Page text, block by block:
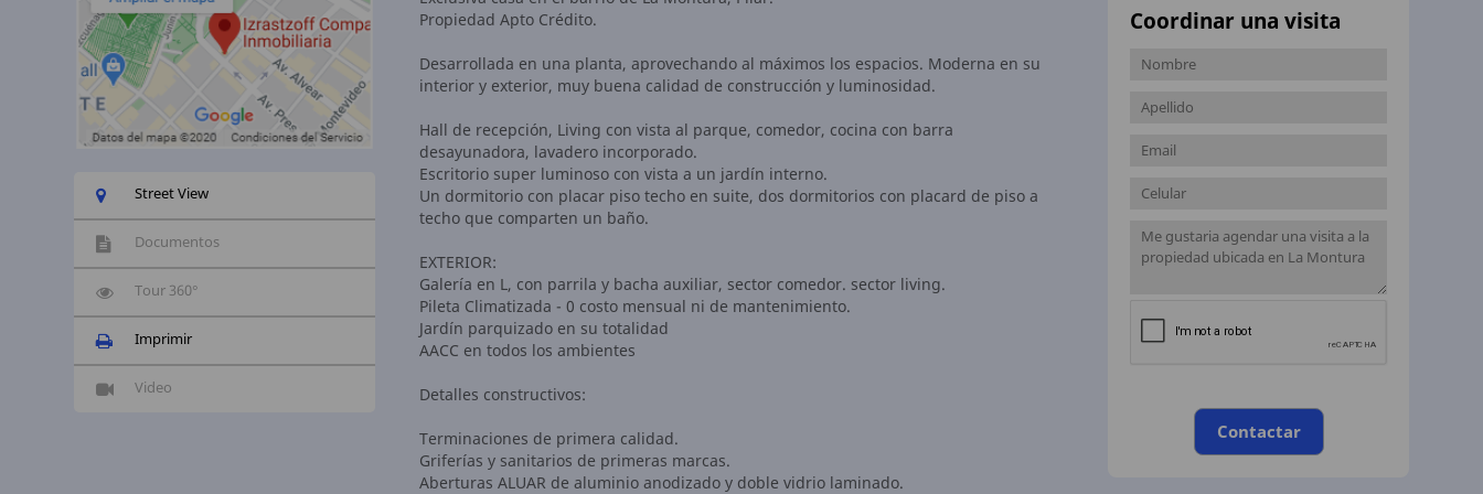
Street View
Documentos
Tour 360°
Imprimir
Video
Propiedad Apto Crédito.
Desarrollada en una planta, aprovechando al máximos los espacios. Moderna en su
interior y exterior, muy buena calidad de construcción y luminosidad.
Hall de recepción, Living con vista al parque, comedor, cocina con barra
desayunadora, lavadero incorporado.
Escritorio super luminoso con vista a un jardín interno.
Un dormitorio con placar piso techo en suite, dos dormitorios con placard de piso a
techo que comparten un baño.
EXTERIOR:
Galería en L, con parrila y bacha auxiliar, sector comedor. sector living.
Pileta Climatizada - 0 costo mensual ni de mantenimiento.
Jardín parquizado en su totalidad
AACC en todos los ambientes
Detalles constructivos:
Terminaciones de primera calidad.
Griferías y sanitarios de primeras marcas.
Aberturas ALUAR de aluminio anodizado y doble vidrio laminado.
Coordinar una visita
Contactar